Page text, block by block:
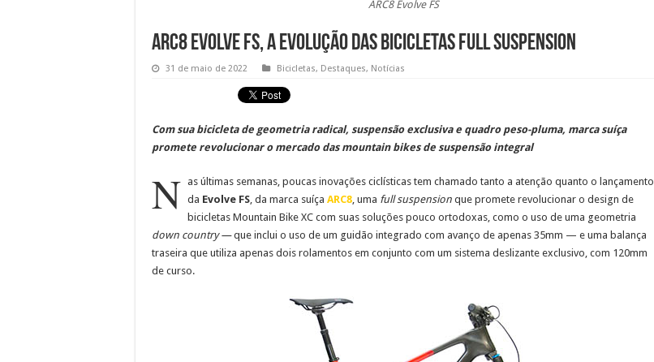
ARC8 Evolve FS
ARC8 Evolve FS, a evolução das bicicletas full suspension
31 de maio de 2022 Bicicletas, Destaques, Notícias
Com sua bicicleta de geometria radical, suspensão exclusiva e quadro peso-pluma, marca suíça
promete revolucionar o mercado das mountain bikes de suspensão integral
N as últimas semanas, poucas inovações ciclísticas tem chamado tanto a atenção quanto o lançamento
da Evolve FS , da marca suíça ARC8 , uma full suspension que promete revolucionar o design de
bicicletas Mountain Bike XC com suas soluções pouco ortodoxas, como o uso de uma geometria
down country —que inclui o uso de um guidão integrado com avanço de apenas 35mm — e uma balança
traseira que utiliza apenas dois rolamentos em conjunto com um sistema deslizante exclusivo, com 120mm
de curso.